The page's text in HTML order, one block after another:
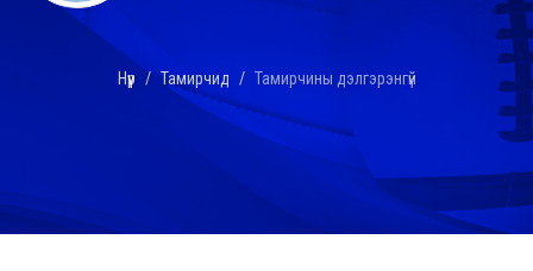
Нүүр Тамирчид Тамирчины дэлгэрэнгүй